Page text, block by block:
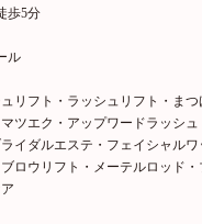
歩5分
ル
リフト・ラッシュリフト・ま
ツエク・アップワードラッシュ
イダルエステ・フェイシャル
ロウリフト・メーテルロッド